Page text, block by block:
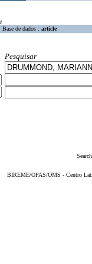
Base de dados : article
Pesquisar
BIREME/OPAS/OMS - Centro